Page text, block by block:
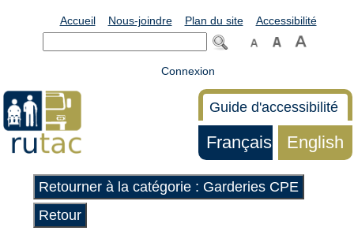
Accueil Nous-joindre Plan du site Accessibilité
Connexion
Guide d'accessibilité
Français English
Retourner à la catégorie : Garderies CPE
Retour